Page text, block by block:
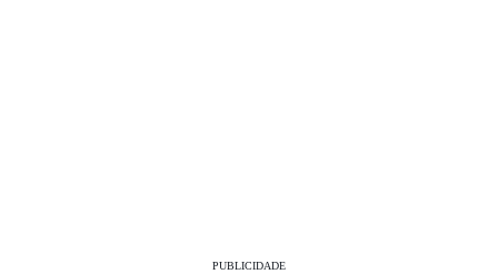
PUBLICIDADE